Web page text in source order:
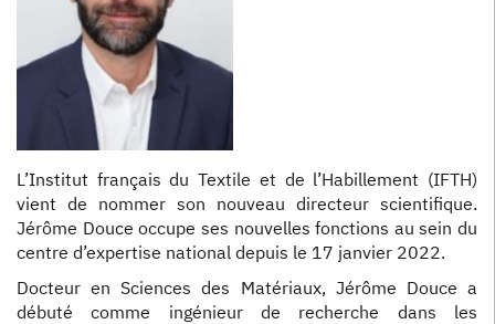
L’Institut français du Textile et de l’Habillement (IFTH)
vient de nommer son nouveau directeur scientifique.
Jérôme Douce occupe ses nouvelles fonctions au sein du
centre d’expertise national depuis le 17 janvier 2022.
Docteur en Sciences des Matériaux, Jérôme Douce a
débuté comme ingénieur de recherche dans les